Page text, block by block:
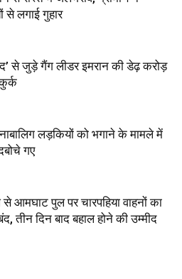
से लगाई गुहार
से जुड़े गैंग लीडर इमरान की डेढ़ करोड़
नाबालिग लड़कियों को भगाने के मामले में
गए
से आमघाट पुल पर चारपहिया वाहनों का
तीन दिन बाद बहाल होने की उम्मीद